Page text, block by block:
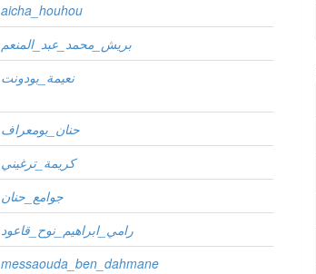
aicha_houhou
بريش_محمد_عبد_المنعم
نعيمة_بودونت
حنان_بومعراف
كريمة_ترغيني
جوامع_حنان
رامي_ابراهيم_نوح_قاعود
messaouda_ben_dahmane